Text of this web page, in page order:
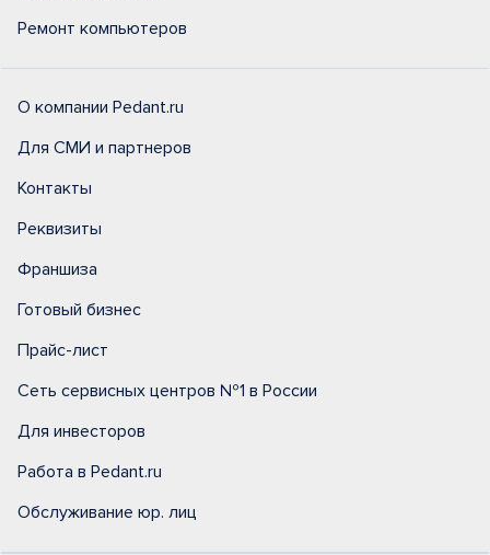
Ремонт компьютеров
О компании Pedant.ru
Для СМИ и партнеров
Контакты
Реквизиты
Франшиза
Готовый бизнес
Прайс-лист
Сеть сервисных центров №1 в России
Для инвесторов
Работа в Pedant.ru
Обслуживание юр. лиц